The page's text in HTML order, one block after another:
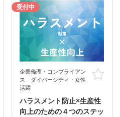
お気に入り
受付中
企業倫理・コンプライアン
ス ダイバーシティ・女性
活躍
ハラスメント防止×生産性
向上のための４つのステッ